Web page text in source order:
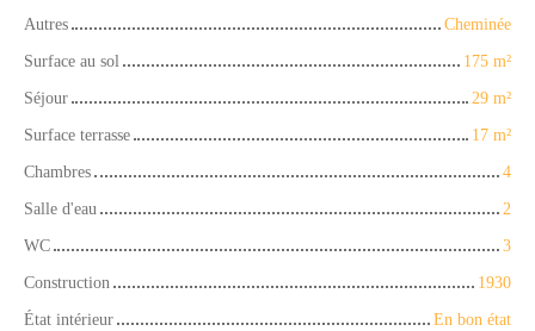
Autres
Cheminée
Surface au sol
175 m²
Séjour
29 m²
Surface terrasse
17 m²
Chambres
4
Salle d'eau
2
WC
3
Construction
1930
État intérieur
En bon état